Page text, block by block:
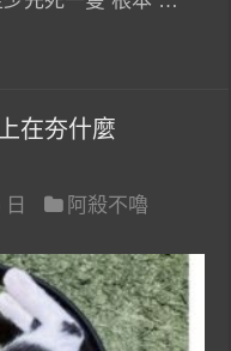
在夯什麼
阿殺不嚕